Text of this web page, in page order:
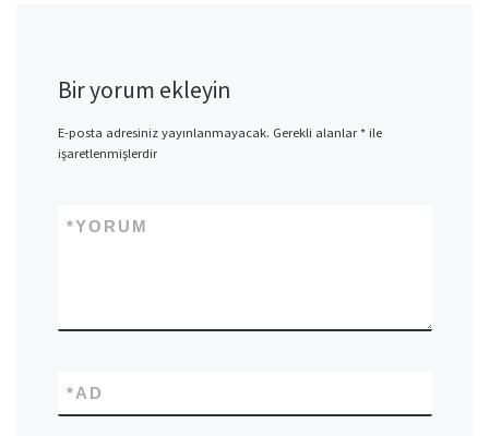
Bir yorum ekleyin
E-posta adresiniz yayınlanmayacak. Gerekli alanlar*ile
işaretlenmişlerdir
YORUM
*
AD
*